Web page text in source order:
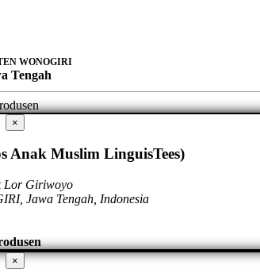
WONOGIRI
Tengah
×
Anak Muslim LinguisTees)
Lor Giriwoyo
Jawa Tengah, Indonesia
×